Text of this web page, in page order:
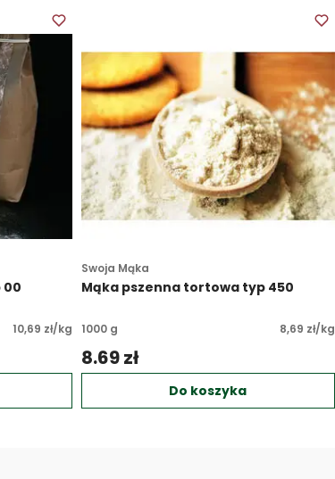
00
10,69 zł/kg
Swoja Mąka
Mąka pszenna tortowa typ 450
1000 g 8,69 zł/kg
8.69 zł
Do koszyka